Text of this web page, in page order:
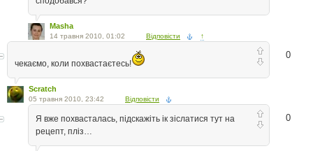
Masha
14 травня 2010, 01:02 Відповісти ↑
0
чекаємо, коли похвастаєтесь!
Scratch
05 травня 2010, 23:42 Відповісти
0
Я вже похвасталась, підскажіть ік зіслатися тут на
рецепт, пліз…